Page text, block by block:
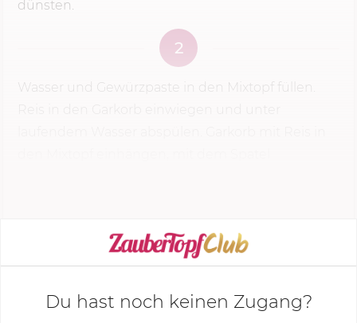
dünsten.
2
Wasser und Gewürzpaste in den Mixtopf füllen.
KOCHMODUS STARTEN
Du hast noch keinen Zugang?